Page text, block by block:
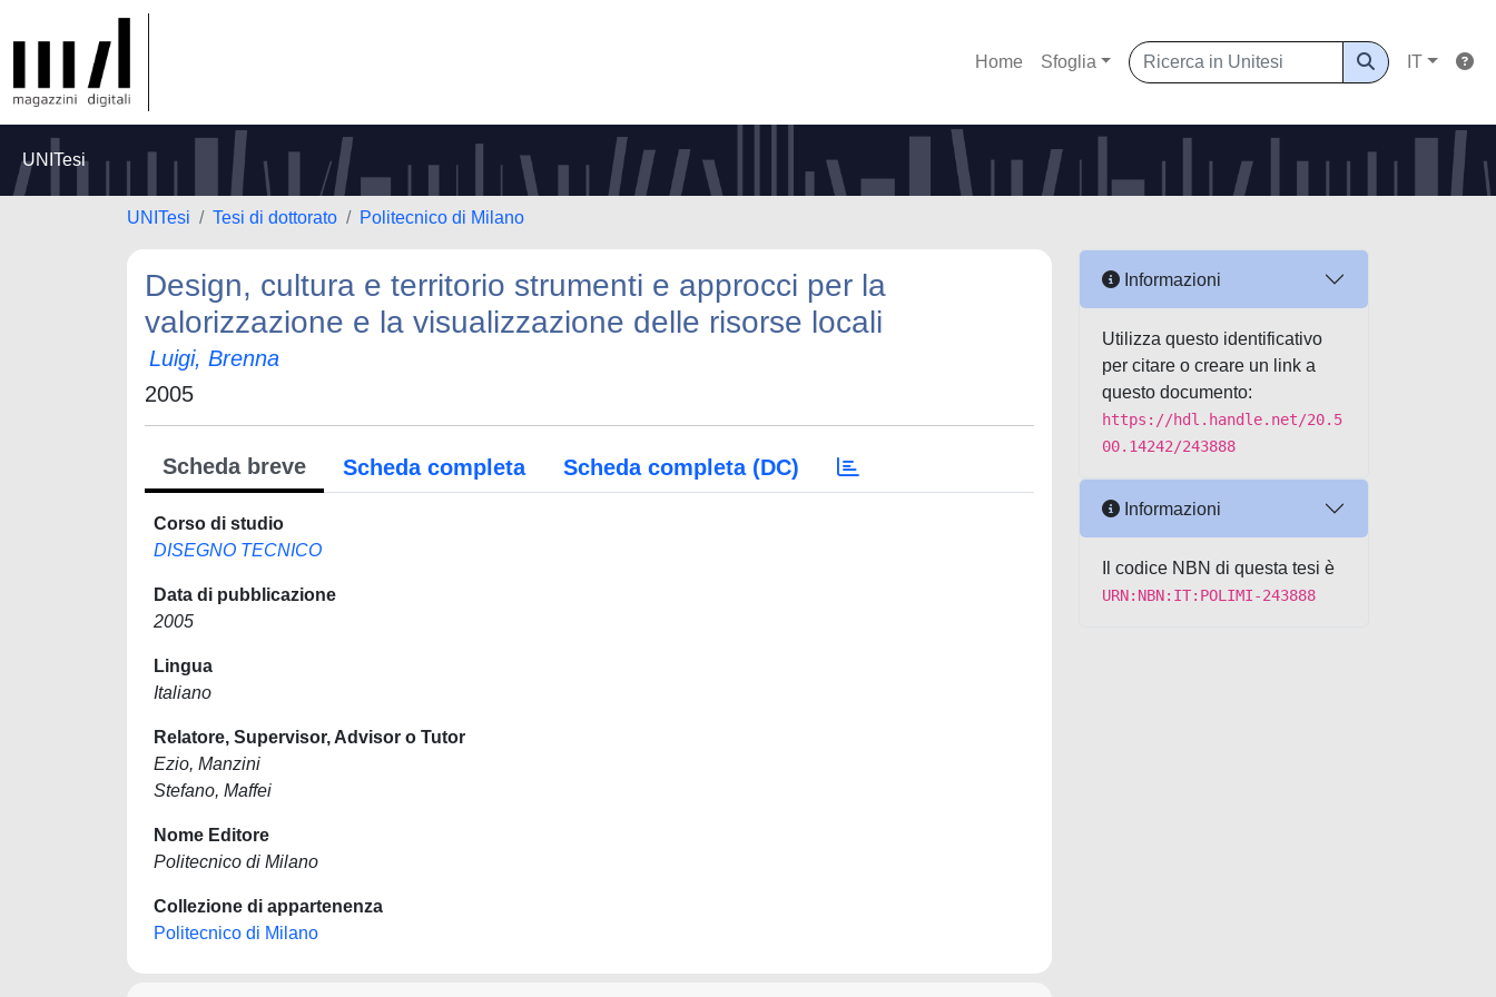
Home Sfoglia IT
UNITesi
UNITesi Tesi di dottorato Politecnico di Milano
Design, cultura e territorio strumenti e approcci per la
valorizzazione e la visualizzazione delle risorse locali
Luigi, Brenna
2005
Scheda breve Scheda completa Scheda completa (DC)
Corso di studio
DISEGNO TECNICO
Data di pubblicazione
2005
Lingua
Italiano
Relatore, Supervisor, Advisor o Tutor
Ezio, Manzini
Stefano, Maffei
Nome Editore
Politecnico di Milano
Collezione di appartenenza
Politecnico di Milano
Informazioni
Utilizza questo identificativo
per citare o creare un link a
questo documento:
https://hdl.handle.net/20.5
00.14242/243888
Informazioni
Il codice NBN di questa tesi è
URN:NBN:IT:POLIMI-243888